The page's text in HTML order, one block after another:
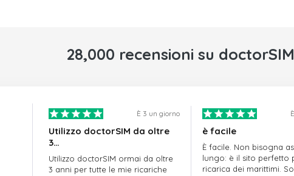
28,000 recensioni su doctorSIM
È 3 un giorno
Utilizzo doctorSIM da oltre
3…
Utilizzo doctorSIM ormai da oltre
3 anni per tutte le mie ricariche
è facile
È facile. Non bisogna
lungo: è il sito perfetto
ricarica dei marittimi.